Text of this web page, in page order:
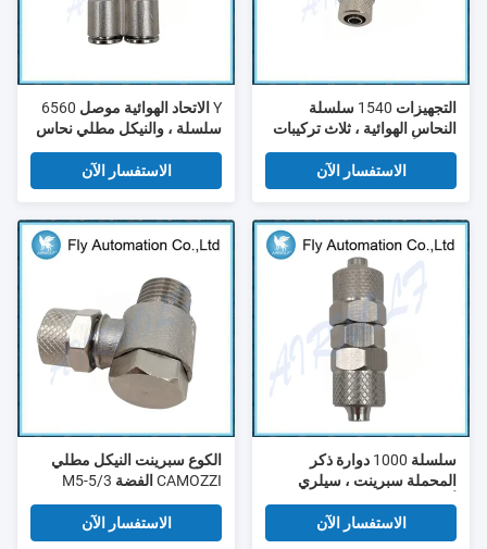
التجهيزات 1540 سلسلة
النحاس الهوائية ، ثلاث تركيبات
اتصال أنابيب النحاس المشترك
الاستفسار الآن
Y الاتحاد الهوائية موصل 6560
سلسلة ، والنيكل مطلي نحاس
تركيبات تعمل بالهواء المضغوط
الاستفسار الآن
سلسلة 1000 دوارة ذكر
المحملة سبرينت ، سيلري
أنابيب النحاس السريع
التجهيزات الهوائية
الاستفسار الآن
الكوع سبرينت النيكل مطلي
CAMOZZI الفضة 5/3-M5
هوائي 1521 سلسلة تركيبات
الاستفسار الآن